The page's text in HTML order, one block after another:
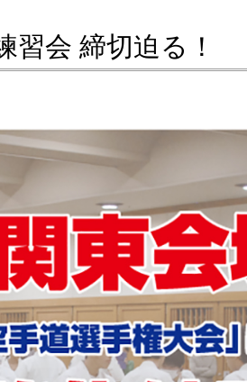
習会 締切迫る！